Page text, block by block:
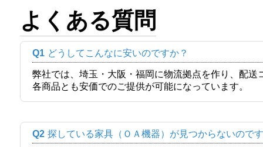
よくある質問
Q1 どうしてこんなに安いのですか？
弊社では、埼玉・大阪・福岡に物流拠点を作り、配
各商品とも安価でのご提供が可能になっています。
Q2 探している家具（ＯＡ機器）が見つからないので